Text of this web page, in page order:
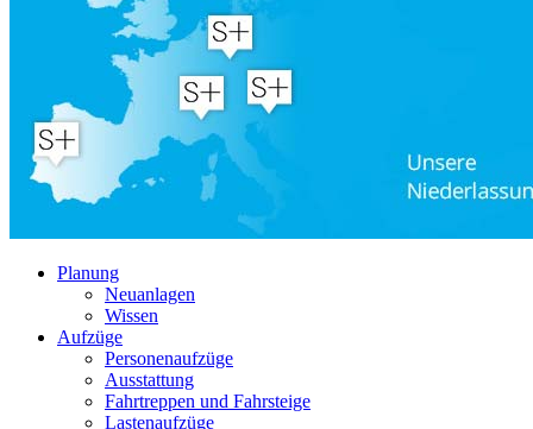
Planung
Neuanlagen
Wissen
Aufzüge
Personenaufzüge
Ausstattung
Fahrtreppen und Fahrsteige
Lastenaufzüge